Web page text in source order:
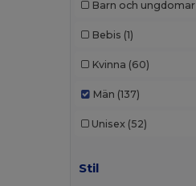
Barn och ungdomar
Bebis (1)
Kvinna (60)
Män (137)
Unisex (52)
Stil